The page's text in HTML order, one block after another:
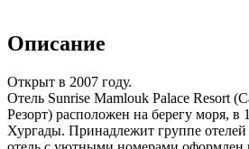
Описание
Открыт в 2007 году.
Отель Sunrise Mamlouk Palace Resort
Резорт) расположен на берегу моря, в
Хургады. Принадлежит группе